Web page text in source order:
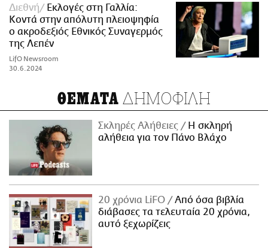
Διεθνή
Εκλογές στη Γαλλία:
Κοντά στην απόλυτη πλειοψηφία
ο ακροδεξιός Εθνικός Συναγερμός
της Λεπέν
LifO Newsroom
30.6.2024
ΘΕΜΑΤΑ ΔΗΜΟΦΙΛΗ
Σκληρές Αλήθειες
H σκληρή
αλήθεια για τον Πάνο Βλάχο
20 χρόνια LiFO
Από όσα βιβλία
διάβασες τα τελευταία 20 χρόνια,
αυτό ξεχωρίζεις